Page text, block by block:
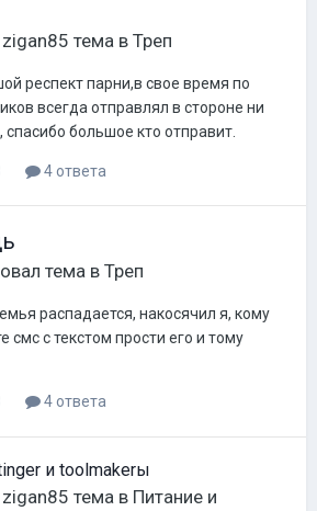
zigan85 тема в Треп
респект парни,в свое время по
всегда отправлял в стороне ни
спасибо большое кто отправит.
4 ответа
тема вТреп
распадается, накосячил я, кому
смс с текстом прости его и тому
4 ответа
и toolmakerы
zigan85 тема в Питание и